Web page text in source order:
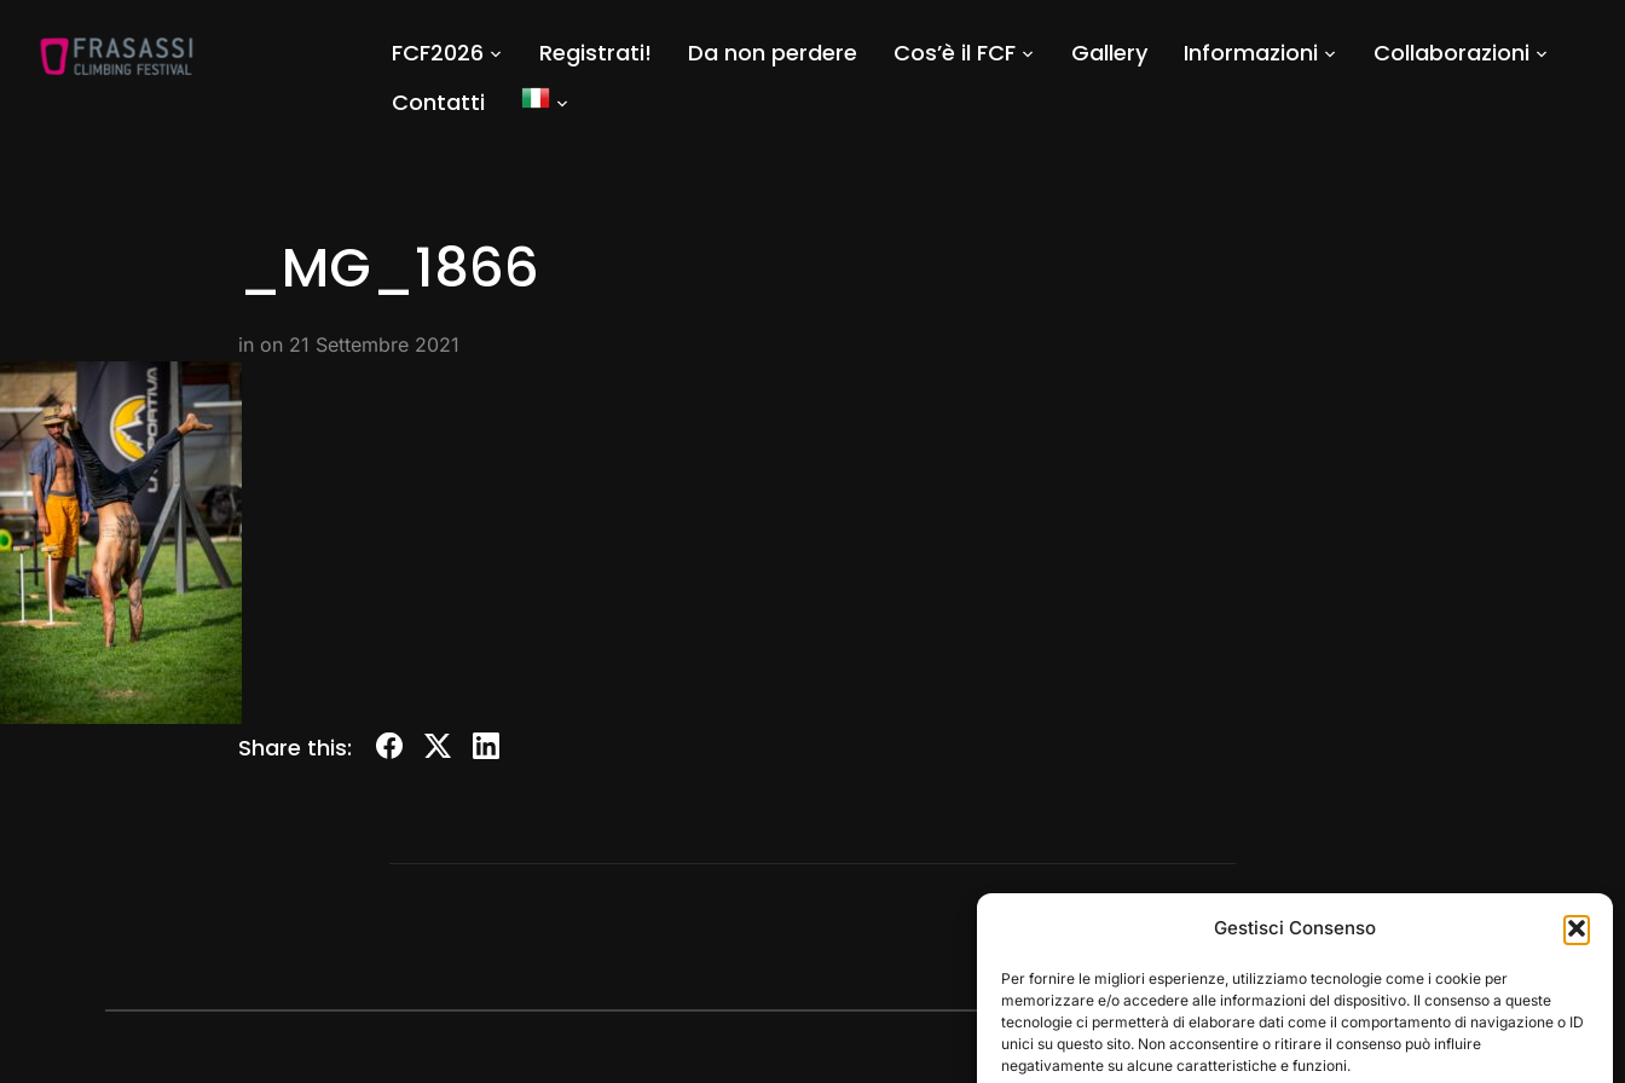
Gestisci Consenso
Per fornire le migliori esperienze, utilizziamo tecnologie come i cookie per
memorizzare e/o accedere alle informazioni del dispositivo. Il consenso a queste
tecnologie ci permetterà di elaborare dati come il comportamento di navigazione o ID
unici su questo sito. Non acconsentire o ritirare il consenso può influire
negativamente su alcune caratteristiche e funzioni.
FCF2026 Registrati! Da non perdere Cos’è il FCF Gallery Informazioni
Collaborazioni
Contatti
_MG_1866
in on 21 Settembre 2021
Share this: